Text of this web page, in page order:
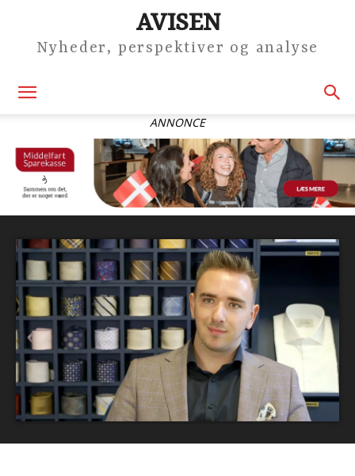
AVISEN
Nyheder, perspektiver og analyse
ANNONCE